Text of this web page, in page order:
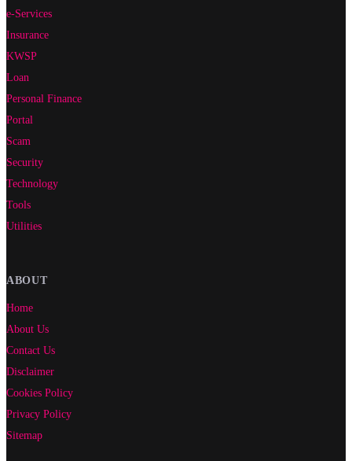
e-Services
Insurance
KWSP
Loan
Personal Finance
Portal
Scam
Security
Technology
Tools
Utilities
ABOUT
Home
About Us
Contact Us
Disclaimer
Cookies Policy
Privacy Policy
Sitemap